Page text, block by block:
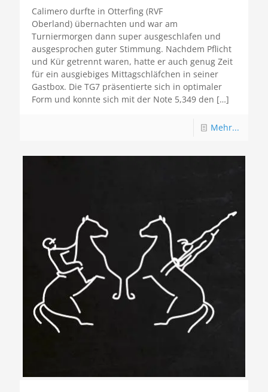
Calimero durfte in Otterfing (RVF
Oberland) übernachten und war am
Turniermorgen dann super ausgeschlafen und
ausgesprochen guter Stimmung. Nachdem Pflicht
und Kür getrennt waren, hatte er auch genug Zeit
für ein ausgiebiges Mittagschläfchen in seiner
Gastbox. Die TG7 präsentierte sich in optimaler
Form und konnte sich mit der Note 5,349 den […]
Mehr...